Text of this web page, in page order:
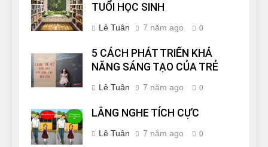
TUỔI HỌC SINH
Lê Tuân 7 năm ago 0
5 CÁCH PHÁT TRIỂN KHẢ
NĂNG SÁNG TẠO CỦA TRẺ
Lê Tuân 7 năm ago 0
LẮNG NGHE TÍCH CỰC
Lê Tuân 7 năm ago 0